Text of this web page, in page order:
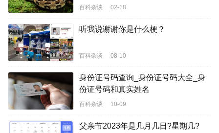
百科杂谈 02-18
听我说谢谢你是什么梗？
百科杂谈 08-10
身份证号码查询_身份证号码大全_身
份证号码和真实姓名
百科杂谈 10-09
父亲节2023年是几月几日?星期几?